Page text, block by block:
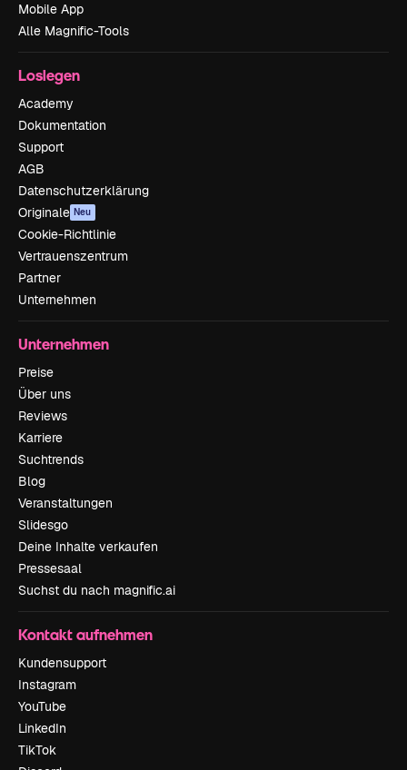
Mobile App
Alle Magnific-Tools
Loslegen
Academy
Dokumentation
Support
AGB
Datenschutzerklärung
Originale Neu
Cookie-Richtlinie
Vertrauenszentrum
Partner
Unternehmen
Unternehmen
Preise
Über uns
Reviews
Karriere
Suchtrends
Blog
Veranstaltungen
Slidesgo
Deine Inhalte verkaufen
Pressesaal
Suchst du nach magnific.ai
Kontakt aufnehmen
Kundensupport
Instagram
YouTube
LinkedIn
TikTok